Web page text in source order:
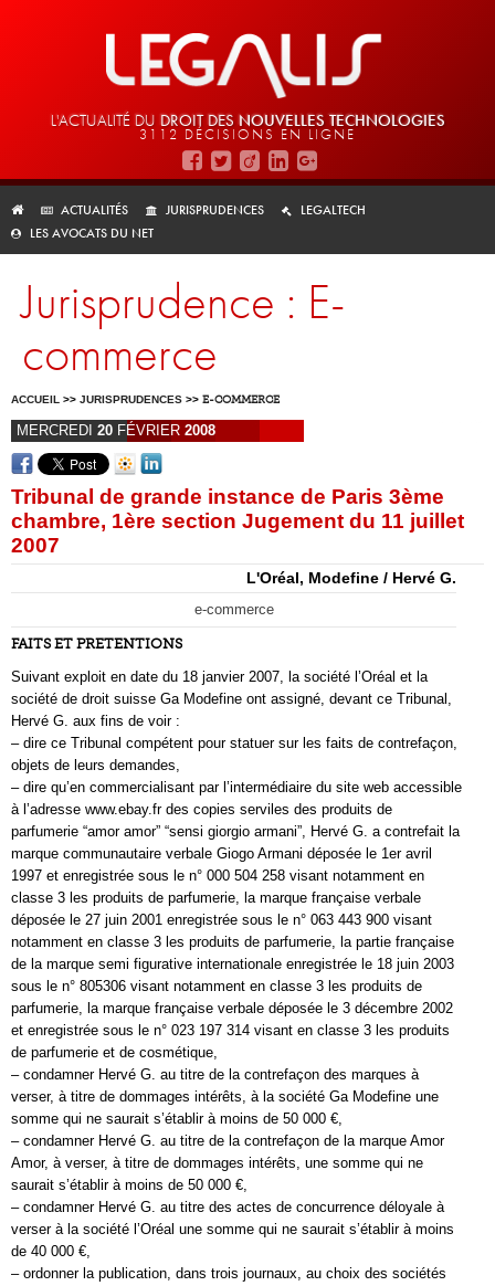
L'ACTUALITÉ DU DROIT DES NOUVELLES TECHNOLOGIES
3112 DÉCISIONS EN LIGNE
ACTUALITÉS JURISPRUDENCES
LEGALTECH
LES AVOCATS DU NET
Jurisprudence : E-
commerce
ACCUEIL >> JURISPRUDENCES >> E-COMMERCE
MERCREDI 20 FÉVRIER 2008
Tribunal de grande instance de Paris 3ème
chambre, 1ère section Jugement du 11 juillet
2007
L'Oréal, Modefine / Hervé G.
e-commerce
FAITS ET PRETENTIONS
Suivant exploit en date du 18 janvier 2007, la société l’Oréal et la
société de droit suisse Ga Modefine ont assigné, devant ce Tribunal,
Hervé G. aux fins de voir :
– dire ce Tribunal compétent pour statuer sur les faits de contrefaçon,
objets de leurs demandes,
– dire qu’en commercialisant par l’intermédiaire du site web accessible
à l’adresse www.ebay.fr des copies serviles des produits de
parfumerie “amor amor” “sensi giorgio armani”, Hervé G. a contrefait la
marque communautaire verbale Giogo Armani déposée le 1er avril
1997 et enregistrée sous le n° 000 504 258 visant notamment en
classe 3 les produits de parfumerie, la marque française verbale
déposée le 27 juin 2001 enregistrée sous le n° 063 443 900 visant
notamment en classe 3 les produits de parfumerie, la partie française
de la marque semi figurative internationale enregistrée le 18 juin 2003
sous le n° 805306 visant notamment en classe 3 les produits de
parfumerie, la marque française verbale déposée le 3 décembre 2002
et enregistrée sous le n° 023 197 314 visant en classe 3 les produits
de parfumerie et de cosmétique,
– condamner Hervé G. au titre de la contrefaçon des marques à
verser, à titre de dommages intérêts, à la société Ga Modefine une
somme qui ne saurait s’établir à moins de 50 000 €,
– condamner Hervé G. au titre de la contrefaçon de la marque Amor
Amor, à verser, à titre de dommages intérêts, une somme qui ne
saurait s’établir à moins de 50 000 €,
– condamner Hervé G. au titre des actes de concurrence déloyale à
verser à la société l’Oréal une somme qui ne saurait s’établir à moins
de 40 000 €,
– ordonner la publication, dans trois journaux, au choix des sociétés